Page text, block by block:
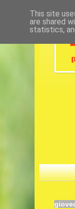
This site
are shared
statistics,